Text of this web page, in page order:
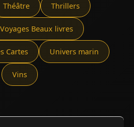
Théâtre Thrillers
Beaux livres
Cartes Univers marin
Vins